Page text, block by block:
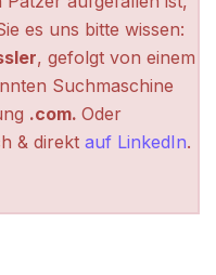
es uns bitte wissen:
, gefolgt von einem
Suchmaschine
.com. Oder
& direkt auf LinkedIn.